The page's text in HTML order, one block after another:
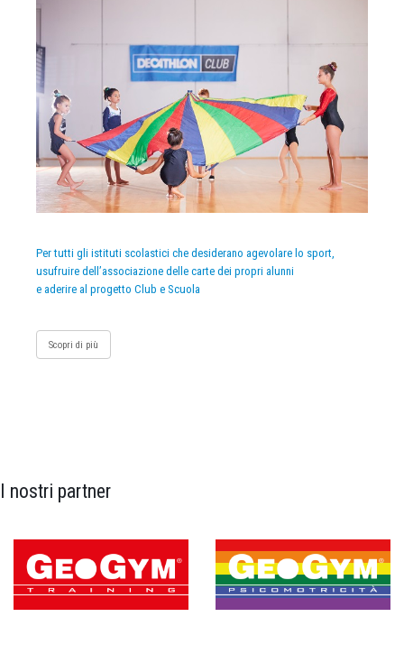
Per tutti gli istituti scolastici che desiderano agevolare lo sport,
usufruire dell’associazione delle carte dei propri alunni
e aderire al progetto Club e Scuola
Scopri di più
I nostri partner